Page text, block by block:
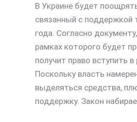
В Украине будет
связанный с поддержкой
года. Согласно
рамках которого будет
получит право вступить
Поскольку власть
выделяться средства,
поддержку. Закон